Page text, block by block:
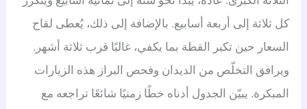
كل ثلاثة إلى أربعة أسابيع. بالإضافة إلى ذلك، يُعطى لقاح
السعار حين تكبر القطة بما يكفي، غالبًا قرب ثلاثة أشهر.
ويرافق التخلّص من الديدان وفحص البراز هذه الزيارات
المبكرة. يبيّن الجدول أدناه خطًا زمنيًا شائعًا تراجعه مع